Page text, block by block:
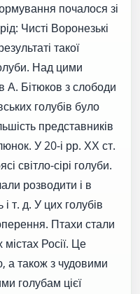
почалося зі
Чисті Воронезькі
такої
Над цими
Бітюков з слободи
голубів було
представників
У 20-і рр. ХХ ст.
світло-сірі голуби.
розводити і в
т. д. У цих голубів
Птахи стали
Росії. Це
а також з чудовими
голубам цієї